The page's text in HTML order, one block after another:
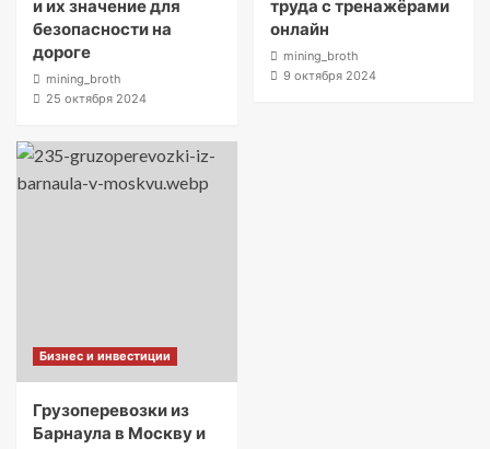
и их значение для
безопасности на
дороге
mining_broth
25 октября 2024
труда с тренажёрами
онлайн
mining_broth
9 октября 2024
Бизнес и инвестиции
Грузоперевозки из
Барнаула в Москву и